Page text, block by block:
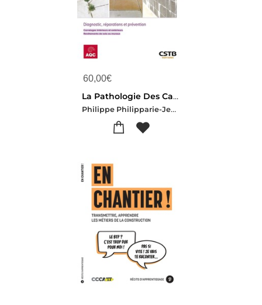
60,00€
La Pathologie Des Carrelages Et Chapes Associees : Diagnostic, Reparations Et Prevention (2e Edition)
Philippe Philipparie-Jean-luc Thomas